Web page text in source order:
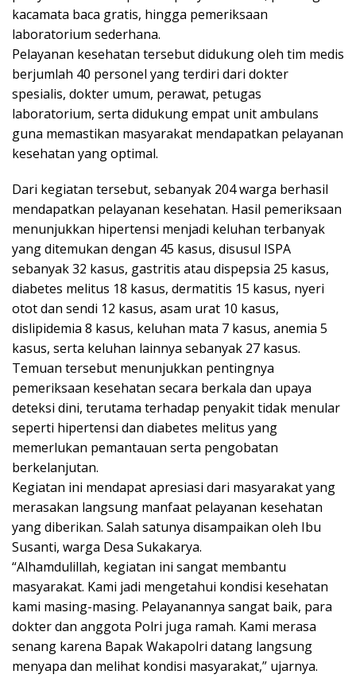
kacamata baca gratis, hingga pemeriksaan
laboratorium sederhana.
Pelayanan kesehatan tersebut didukung oleh tim medis
berjumlah 40 personel yang terdiri dari dokter
spesialis, dokter umum, perawat, petugas
laboratorium, serta didukung empat unit ambulans
guna memastikan masyarakat mendapatkan pelayanan
kesehatan yang optimal.
Dari kegiatan tersebut, sebanyak 204 warga berhasil
mendapatkan pelayanan kesehatan. Hasil pemeriksaan
menunjukkan hipertensi menjadi keluhan terbanyak
yang ditemukan dengan 45 kasus, disusul ISPA
sebanyak 32 kasus, gastritis atau dispepsia 25 kasus,
diabetes melitus 18 kasus, dermatitis 15 kasus, nyeri
otot dan sendi 12 kasus, asam urat 10 kasus,
dislipidemia 8 kasus, keluhan mata 7 kasus, anemia 5
kasus, serta keluhan lainnya sebanyak 27 kasus.
Temuan tersebut menunjukkan pentingnya
pemeriksaan kesehatan secara berkala dan upaya
deteksi dini, terutama terhadap penyakit tidak menular
seperti hipertensi dan diabetes melitus yang
memerlukan pemantauan serta pengobatan
berkelanjutan.
Kegiatan ini mendapat apresiasi dari masyarakat yang
merasakan langsung manfaat pelayanan kesehatan
yang diberikan. Salah satunya disampaikan oleh Ibu
Susanti, warga Desa Sukakarya.
“Alhamdulillah, kegiatan ini sangat membantu
masyarakat. Kami jadi mengetahui kondisi kesehatan
kami masing-masing. Pelayanannya sangat baik, para
dokter dan anggota Polri juga ramah. Kami merasa
senang karena Bapak Wakapolri datang langsung
menyapa dan melihat kondisi masyarakat,” ujarnya.